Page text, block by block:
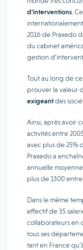
d’interventions .
2016 de Praxedo
du cabinet
gestion
Tout au long de
prouver la valeur
exigeantdes
Ainsi, après avoir
activités entre
avec plus de 25%
Praxedo a
annuelle
plus de 1300
Dans le même
effectif de 35
collaborateurs en
tous ses
tant en France